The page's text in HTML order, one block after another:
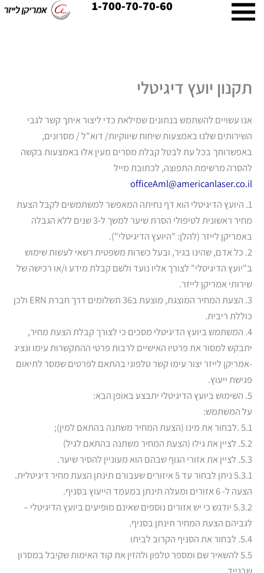
דילוג
לתוכן
1-700-70-70-60
תקנון יועץ דיגיטלי
אנו עשויים להשתמש בנתונים שמילאת כדי ליצור איתך קשר לגבי
השירותים שלנו באמצעות שיחות שיווקיות/ דוא"ל / מסרונים,
באפשרותך בכל עת לבטל קבלת מסרים מעין אלו באמצעות בקשה
להסרה מרשימת התפוצה, לכתובת מייל
officeAml@americanlaser.co.il
1. היועץ הדיגיטלי הוא דף נחיתה המאפשר למשתמשים לקבל הצעת
מחיר ראשונית לטיפולי הסרת שיער למשך ל-3 שנים ללא הגבלה
באמריקן לייזר (להלן: "היועץ הדיגיטלי").
2. כל אדם, שהינו בגיר, ובעל כשרות משפטית רשאי לעשות שימוש
ב"יועץ הדיגיטלי" לצורך אליו נועד ולשם קבלת מידע ו/או רכישה של
שירותי אמריקן לייזר.
3. הצעת המחיר המוצגת, מוצעת ב36 תשלומים דרך חברת ERN ולכן
כוללת ריבית.
4. המשתמש ביועץ הדיגיטלי מסכים כי לצורך קבלת הצעת מחיר,
יתבקש למסור את פרטיו האישיים לרבות פרטי ההתקשרות עימו ונציג
-אמריקן לייזר יצור עימו קשר טלפוני בהתאם לפרטים שמסר לתיאום
פגישת ייעוץ.
5. השימוש ביועץ הדיגיטלי יתבצע באופן הבא:
על המשתמש:
5.1 .לבחור את מינו (הצעת המחיר משתנה בהתאם למין);
5.2. לציין את גילו (הצעת המחיר משתנה בהתאם לגיל)
5.3. לציין את אזורי הגוף שבהם הוא מעוניין להסיר שיער.
5.3.1 ניתן לבחור עד 5 איזורים שעבורם תינתן הצעת מחיר דיגיטלית.
הצעה ל- 6 אזורים ומעלה תינתן במעמד הייעוץ בסניף.
5.3.2 יודגש כי יש אזורים נוספים שאינם מופיעים ביועץ הדיגיטלי –
לגביהם הצעת המחיר תינתן בסניף.
5.4. לבחור את הסניף הקרוב לביתו
5.5 להשאיר שם ומספר טלפון ולהזין את קוד האימות שקיבל במסרון